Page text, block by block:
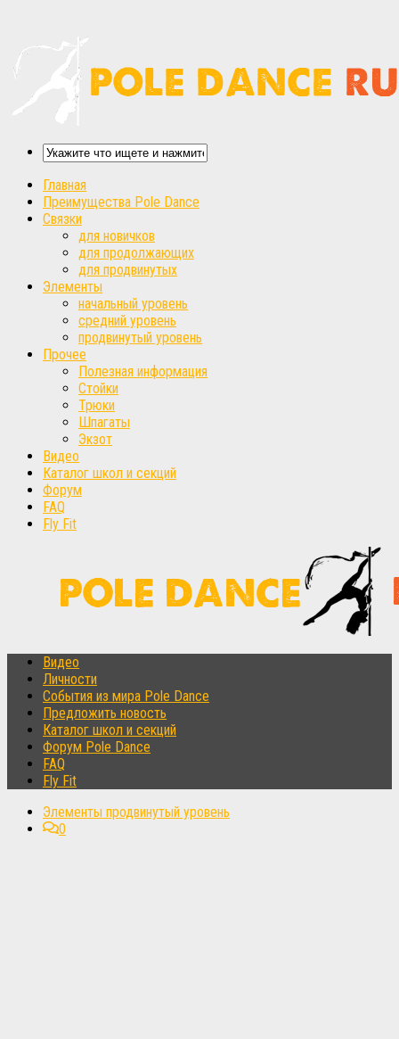
Главная
Преимущества Pole Dance
Связки
для новичков
для продолжающих
для продвинутых
Элементы
начальный уровень
средний уровень
продвинутый уровень
Прочее
Полезная информация
Стойки
Трюки
Шпагаты
Экзот
Видео
Каталог школ и секций
Форум
FAQ
Fly Fit
Видео
Личности
События из мира Pole Dance
Предложить новость
Каталог школ и секций
Форум Pole Dance
FAQ
Fly Fit
Элементы продвинутый уровень
0